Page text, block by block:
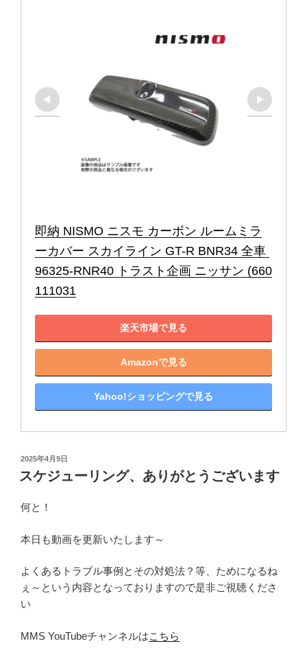
即納 NISMO ニスモ カーボン ルームミラ
ーカバー スカイライン GT-R BNR34 全車
96325-RNR40 トラスト企画 ニッサン (660
111031
楽天市場で見る
Amazonで見る
Yahoo!ショッピングで見る
投
稿
日:
2025年4月9日
スケジューリング、ありがとうございます
何と！
本日も動画を更新いたします～
よくあるトラブル事例とその対処法？等、ためになるね
ぇ～という内容となっておりますので是非ご視聴くださ
い
MMS YouTubeチャンネルはこちら